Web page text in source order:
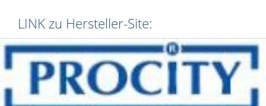
LINK zu Hersteller-Site: